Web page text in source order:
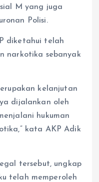
M yang juga
Polisi.
diketahui telah
narkotika sebanyak
kelanjutan
dijalankan oleh
hukuman
kata AKP Adik
tersebut, ungkap
telah memperoleh